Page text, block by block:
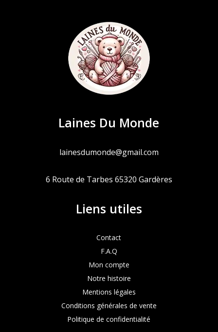
Laines Du Monde
lainesdumonde@gmail.com
6 Route de Tarbes 65320 Gardères
Liens utiles
Contact
F.A.Q
Mon compte
Notre histoire
Mentions légales
Conditions générales de vente
Politique de confidentialité